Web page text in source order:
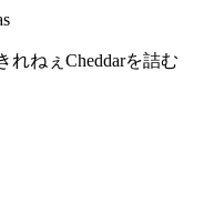
ねぇCheddarを詰む